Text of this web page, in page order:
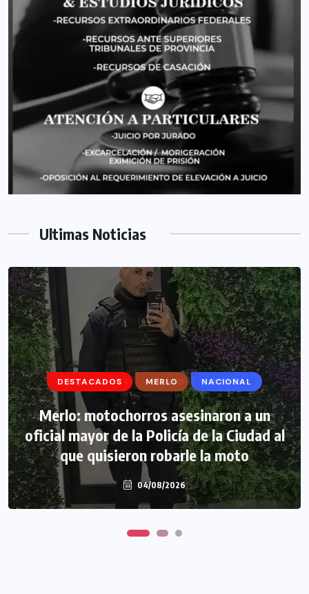
Ultimas Noticias
DESTACADOS MERLO NACIONAL
Merlo: motochorros asesinaron a un
oficial mayor de la Policía de la Ciudad al
que quisieron robarle la moto
04/08/2026
DESTACADOS MERLO MORÓN
Morón: se negó a declarar la funcionaria
narco y seguirá detenida camino a
prisión preventiva
04/08/2026